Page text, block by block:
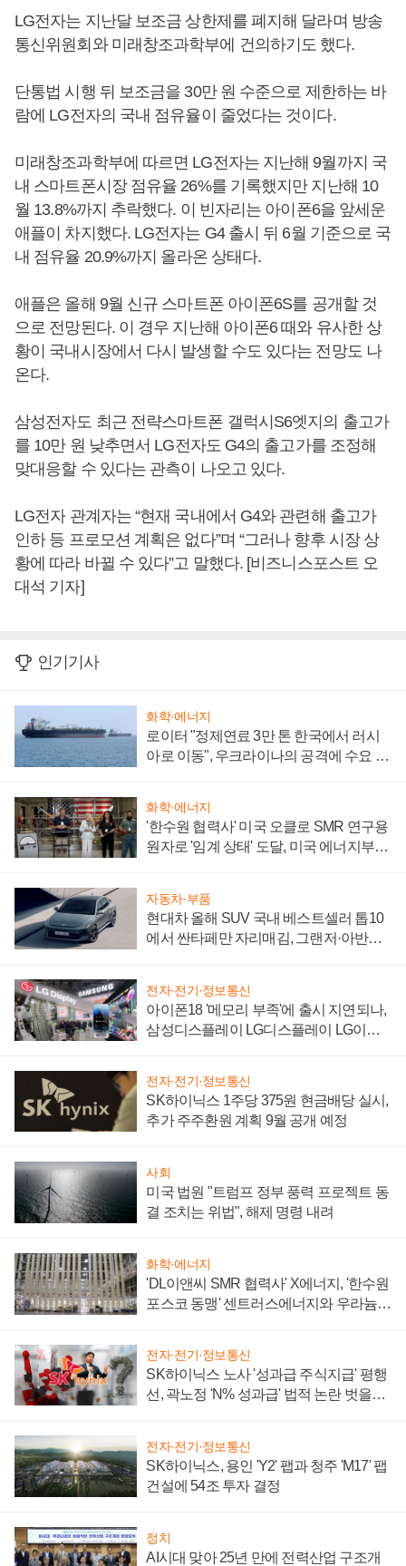
LG전자는 지난달 보조금 상한제를 폐지해 달라며 방송
통신위원회와 미래창조과학부에 건의하기도 했다.
단통법 시행 뒤 보조금을 30만 원 수준으로 제한하는 바
람에 LG전자의 국내 점유율이 줄었다는 것이다.
미래창조과학부에 따르면 LG전자는 지난해 9월까지 국
내 스마트폰시장 점유율 26%를 기록했지만 지난해 10
월 13.8%까지 추락했다. 이 빈자리는 아이폰6을 앞세운
애플이 차지했다. LG전자는 G4 출시 뒤 6월 기준으로 국
내 점유율 20.9%까지 올라온 상태다.
애플은 올해 9월 신규 스마트폰 아이폰6S를 공개할 것
으로 전망된다. 이 경우 지난해 아이폰6 때와 유사한 상
황이 국내시장에서 다시 발생할 수도 있다는 전망도 나
온다.
삼성전자도 최근 전략스마트폰 갤럭시S6엣지의 출고가
를 10만 원 낮추면서 LG전자도 G4의 출고가를 조정해
맞대응할 수 있다는 관측이 나오고 있다.
LG전자 관계자는 “현재 국내에서 G4와 관련해 출고가
인하 등 프로모션 계획은 없다”며 “그러나 향후 시장 상
황에 따라 바뀔 수 있다”고 말했다. [비즈니스포스트 오
대석 기자]
인기기사
화학·에너지
로이터 "정제연료 3만 톤 한국에서 러시
아로 이동", 우크라이나의 공격에 수요 늘
화학·에너지
'한수원 협력사' 미국 오클로 SMR 연구용
원자로 '임계 상태' 도달, 미국 에너지부
자동차·부품
현대차 올해 SUV 국내 베스트셀러 톱10
에서 싼타페만 자리매김, 그랜저·아반떼
전자·전기·정보통신
아이폰18 '메모리 부족'에 출시 지연되나,
삼성디스플레이 LG디스플레이 LG이노
전자·전기·정보통신
SK하이닉스 1주당 375원 현금배당 실시,
추가 주주환원 계획 9월 공개 예정
사회
미국 법원 "트럼프 정부 풍력 프로젝트 동
결 조치는 위법", 해제 명령 내려
화학·에너지
'DL이앤씨 SMR 협력사' X에너지, '한수원
포스코 동맹' 센트러스에너지와 우라늄
전자·전기·정보통신
SK하이닉스 노사 '성과급 주식지급' 평행
선, 곽노정 'N% 성과급' 법적 논란 벗을지
전자·전기·정보통신
SK하이닉스, 용인 'Y2' 팹과 청주 'M17' 팹
건설에 54조 투자 결정
정치
AI시대 맞아 25년 만에 전력산업 구조개